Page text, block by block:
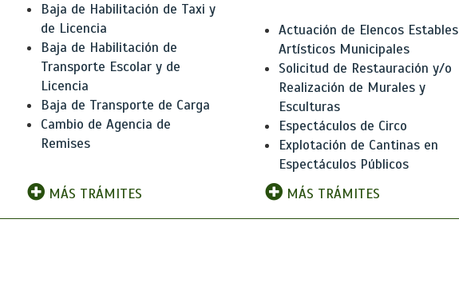
Baja de Habilitación de Taxi y
de Licencia
Baja de Habilitación de
Transporte Escolar y de
Licencia
Baja de Transporte de Carga
Cambio de Agencia de
Remises
MÁS TRÁMITES
Actuación de Elencos Estables
Artísticos Municipales
Solicitud de Restauración y/o
Realización de Murales y
Esculturas
Espectáculos de Circo
Explotación de Cantinas en
Espectáculos Públicos
MÁS TRÁMITES